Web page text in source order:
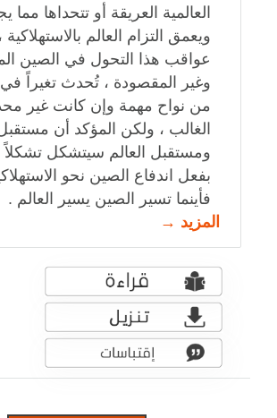
العالمية العريقة أو تتحداها مما
ويعمق التزام العالم بالاستهلاكية
عواقب هذا التحول في الصين
وغير المقصودة ، تُحدث تغيراً في
من نواح مهمة وإن كانت غير
الغالب ، ولكن المؤكد أن
ومستقبل العالم سيتشكل تشكلاً
بفعل اندفاع الصين نحو
فأينما تسير الصين يسير العالم .
المزيد →